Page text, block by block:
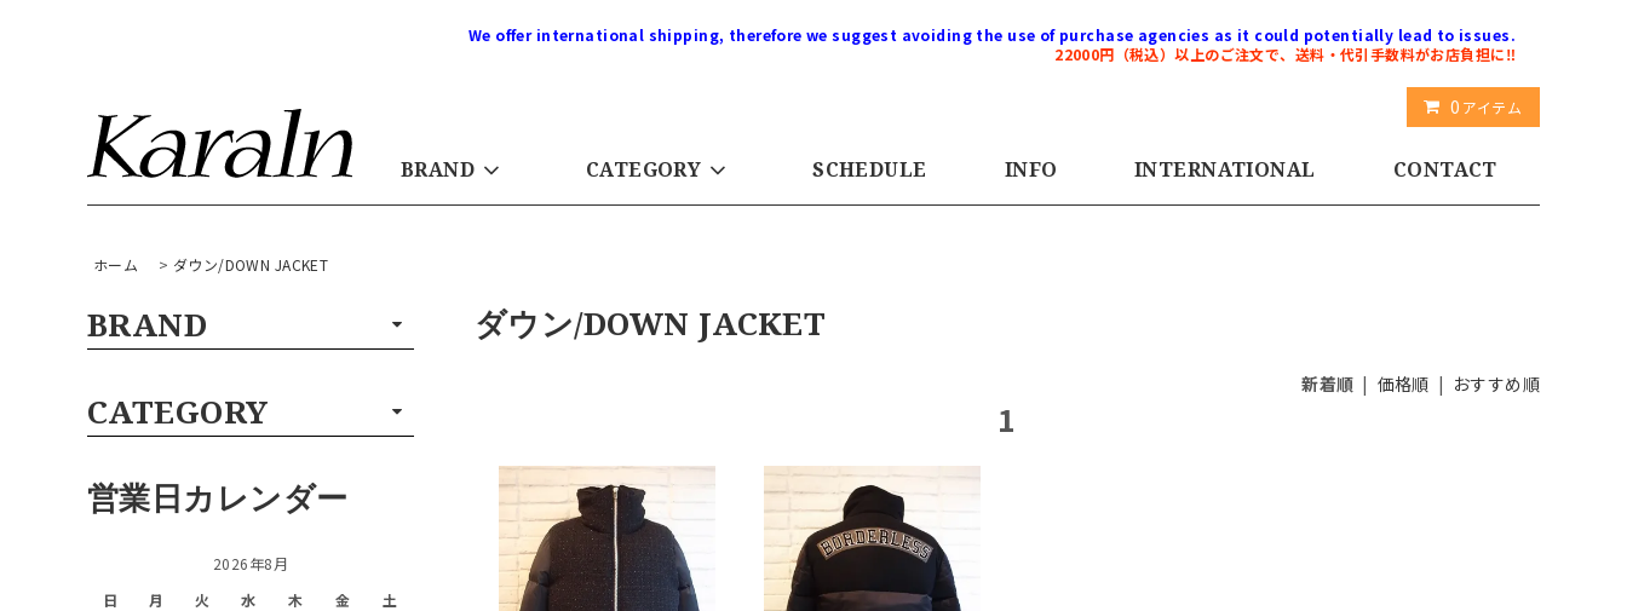
We offer international shipping, therefore we suggest avoiding the use of purchase agencies as it could potentially lead to issues.
22000円（税込）以上のご注文で、送料・代引手数料がお店負担に‼️
0 アイテム
BRAND CATEGORY SCHEDULE INFO INTERNATIONAL CONTACT
ホーム > ダウン/DOWN JACKET
BRAND
CATEGORY
営業日カレンダー
2026年8月
日
月 火 水 木 金
土
ダウン/DOWN JACKET
新着順 | 価格順 | おすすめ順
1